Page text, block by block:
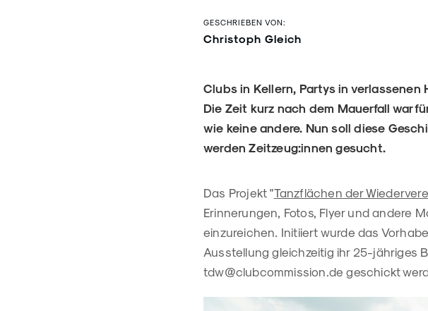
GESCHRIEBEN VON:
Christoph Gleich
Clubs in Kellern, Partys in
Die Zeit kurz nach dem Mauerfall war
wie keine andere. Nun soll diese
werden Zeitzeug:innen gesucht.
Das Projekt "Tanzflächen der
Erinnerungen, Fotos, Flyer und andere
einzureichen. Initiiert wurde das
Ausstellung gleichzeitig ihr 25-jähriges
tdw@clubcommission.de geschickt